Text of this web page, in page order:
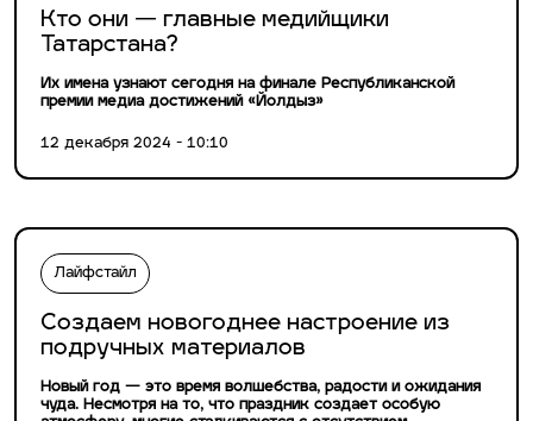
Кто они — главные медийщики
Татарстана?
Их имена узнают сегодня на финале Республиканской
премии медиа достижений «Йолдыз»
12 декабря 2024 - 10:10
Лайфстайл
Создаем новогоднее настроение из
подручных материалов
Новый год — это время волшебства, радости и ожидания
чуда. Несмотря на то, что праздник создает особую